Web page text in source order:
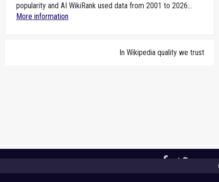
popularity and AI WikiRank used data from 2001 to 2026...
More information
In Wikipedia quality we trust
🌐